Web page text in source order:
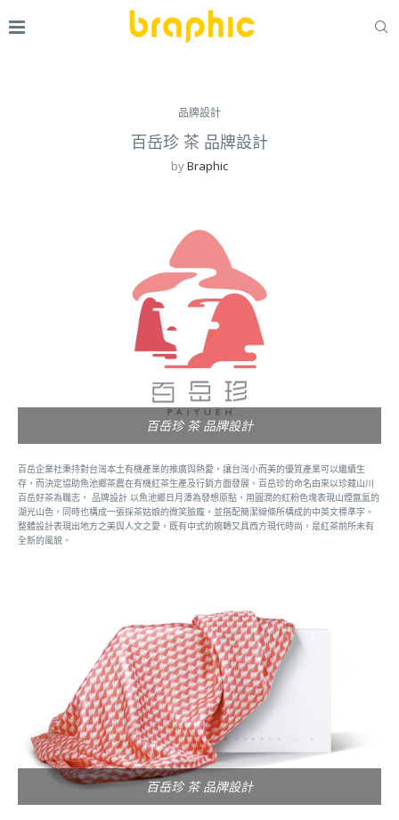
品牌設計
百岳珍 茶 品牌設計
byBraphic
百岳珍 茶 品牌設計
百岳企業社秉持對台灣本土有機產業的推廣與熱愛，讓台灣小而美的優質產業可以繼續生
存，而決定協助魚池鄉茶農在有機紅茶生產及行銷方面發展。百岳珍的命名由來以珍藏山川
百岳好茶為職志， 品牌設計 以魚池鄉日月潭為發想原點，用圓潤的紅粉色塊表現山煙氤氳的
湖光山色，同時也構成一張採茶姑娘的微笑臉龐，並搭配簡潔線條所構成的中英文標準字。
整體設計表現出地方之美與人文之愛，既有中式的婉轉又具西方現代時尚，是紅茶前所未有
全新的風貌。
百岳珍 茶 品牌設計